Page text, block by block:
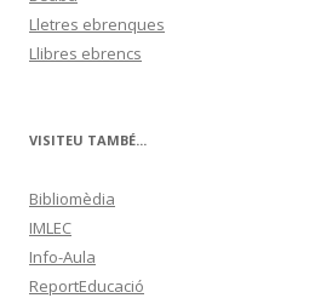
Lletres ebrenques
Llibres ebrencs
VISITEU TAMBÉ...
Bibliomèdia
IMLEC
Info-Aula
ReportEducació